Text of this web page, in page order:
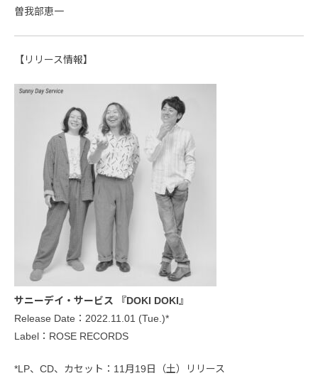
曽我部恵一
【リリース情報】
サニーデイ・サービス 『DOKI DOKI』
Release Date：2022.11.01 (Tue.)*
Label：ROSE RECORDS
*LP、CD、カセット：11月19日（土）リリース